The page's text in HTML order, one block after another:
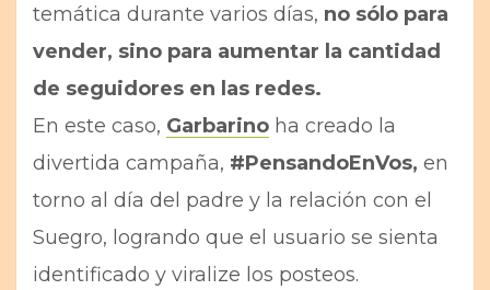
temática durante varios días, no sólo para
vender, sino para aumentar la cantidad
de seguidores en las redes.
En este caso, Garbarino ha creado la
divertida campaña, #PensandoEnVos, en
torno al día del padre y la relación con el
Suegro, logrando que el usuario se sienta
identificado y viralize los posteos.